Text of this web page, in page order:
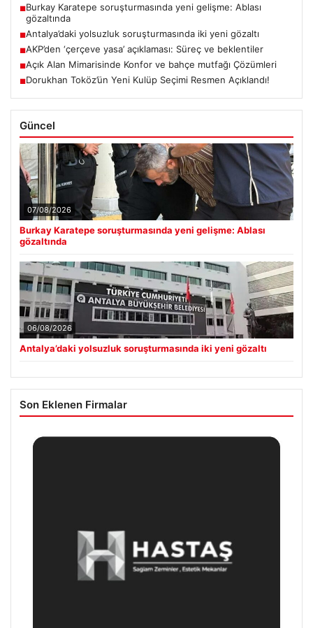
■Burkay Karatepe soruşturmasında yeni gelişme: Ablası
gözaltında
■Antalya’daki yolsuzluk soruşturmasında iki yeni gözaltı
■AKP’den ‘çerçeve yasa’ açıklaması: Süreç ve beklentiler
■Açık Alan Mimarisinde Konfor ve bahçe mutfağı Çözümleri
■Dorukhan Toköz’ün Yeni Kulüp Seçimi Resmen Açıklandı!
Güncel
07/08/2026
Burkay Karatepe soruşturmasında yeni gelişme: Ablası
gözaltında
06/08/2026
Antalya’daki yolsuzluk soruşturmasında iki yeni gözaltı
Son Eklenen Firmalar